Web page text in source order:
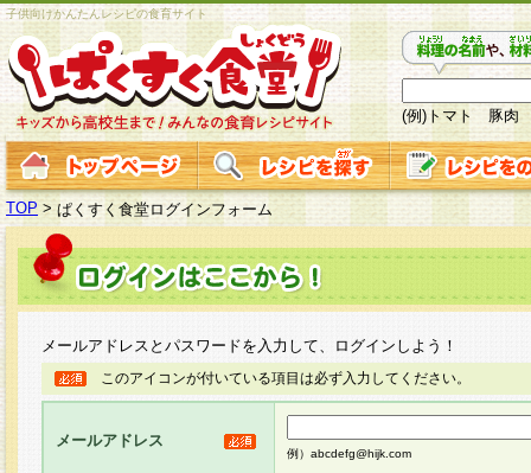
子供向けかんたんレシピの食育サイト
(例)トマト 豚肉
TOP > ぱくすく食堂ログインフォーム
メールアドレスとパスワードを入力して、ログインしよう！
このアイコンが付いている項目は必ず入力してください。
メールアドレス
例）abcdefg@hijk.com